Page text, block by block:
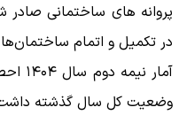
پروانه های ساختمانی
در تکمیل و اتمام
وضعیت کل سال گذشته